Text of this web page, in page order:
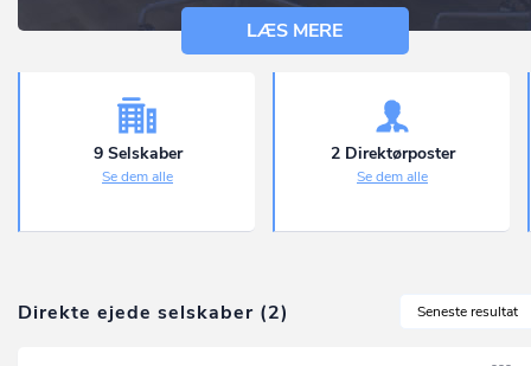
LÆS MERE
9 Selskaber
Se dem alle
2 Direktørposter
Se dem alle
Seneste resultat
Direkte ejede selskaber (2)